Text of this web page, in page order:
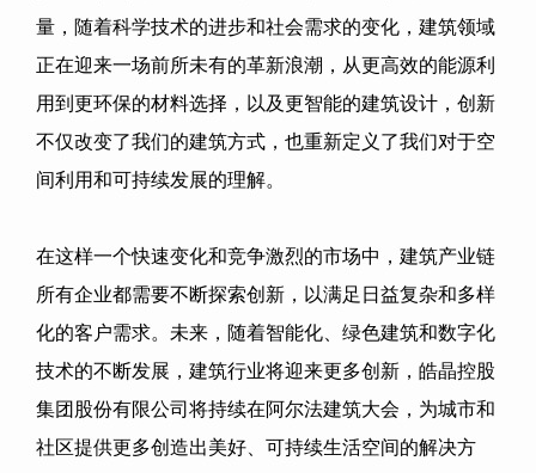
量，随着科学技术的进步和社会需求的变化，建筑领域
正在迎来一场前所未有的革新浪潮，从更高效的能源利
用到更环保的材料选择，以及更智能的建筑设计，创新
不仅改变了我们的建筑方式，也重新定义了我们对于空
间利用和可持续发展的理解。
在这样一个快速变化和竞争激烈的市场中，建筑产业链
所有企业都需要不断探索创新，以满足日益复杂和多样
化的客户需求。未来，随着智能化、绿色建筑和数字化
技术的不断发展，建筑行业将迎来更多创新， 皓晶控股
集团股份有限公司 将持续在阿尔法建筑大会，为城市和
社区提供更多创造出美好、可持续生活空间的解决方